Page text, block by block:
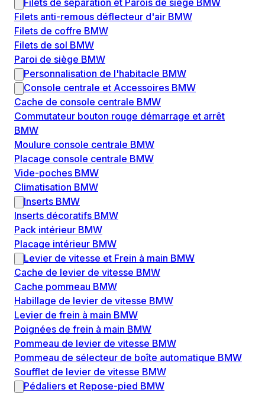
Filets de séparation et Parois de siège BMW
Filets anti-remous déflecteur d'air BMW
Filets de coffre BMW
Filets de sol BMW
Paroi de siège BMW
Personnalisation de l'habitacle BMW
Console centrale et Accessoires BMW
Cache de console centrale BMW
Commutateur bouton rouge démarrage et arrêt
BMW
Moulure console centrale BMW
Placage console centrale BMW
Vide-poches BMW
Climatisation BMW
Inserts BMW
Inserts décoratifs BMW
Pack intérieur BMW
Placage intérieur BMW
Levier de vitesse et Frein à main BMW
Cache de levier de vitesse BMW
Cache pommeau BMW
Habillage de levier de vitesse BMW
Levier de frein à main BMW
Poignées de frein à main BMW
Pommeau de levier de vitesse BMW
Pommeau de sélecteur de boîte automatique BMW
Soufflet de levier de vitesse BMW
Pédaliers et Repose-pied BMW